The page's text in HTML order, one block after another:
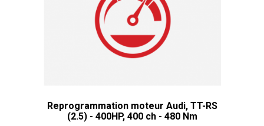
Reprogrammation moteur Audi, TT-RS
(2.5) - 400HP, 400 ch - 480 Nm